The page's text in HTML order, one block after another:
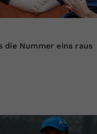
die Nummer eins raus